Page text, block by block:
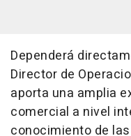
Dependerá
Director de
aporta una amplia
comercial a nivel
conocimiento de